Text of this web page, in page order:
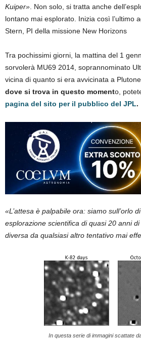
Kuiper» . Non solo, si tratta anche
lontano mai esplorato. Inizia così l’ultimo
Stern, PI della missione New Horizons
Tra pochissimi giorni, la mattina del 1
sorvolerà MU69 2014, soprannominato
vicina di quanto si era avvicinata a
dove si trova in questo momento,
pagina del sito per il pubblico del JPL.
«L’attesa è palpabile ora: siamo sull’orlo
esplorazione scientifica di quasi 20 anni
diversa da qualsiasi altro tentativo mai
In questa serie di immagini scattate